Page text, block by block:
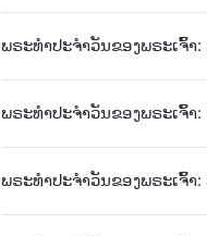
ພຣະທຳປະຈຳວັນຂອງພຣະເຈົ້
ພຣະທຳປະຈຳວັນຂອງພຣະເຈົ້
ພຣະທຳປະຈຳວັນຂອງພຣະເຈົ້